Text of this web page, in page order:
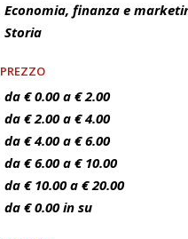
Economia, finanza e
Storia
PREZZO
da € 0.00 a € 2.00
da € 2.00 a € 4.00
da € 4.00 a € 6.00
da € 6.00 a € 10.00
da € 10.00 a € 20.00
da € 0.00 in su